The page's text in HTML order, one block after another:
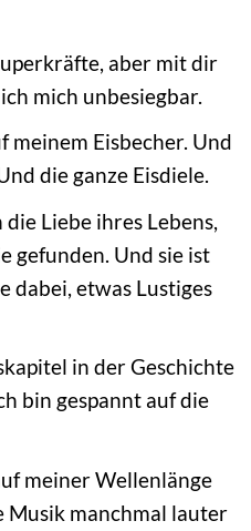
aber mit dir
mich unbesiegbar.
meinem Eisbecher. Und
die ganze Eisdiele.
Liebe ihres Lebens,
gefunden. Und sie ist
dabei, etwas Lustiges
in der Geschichte
bin gespannt auf die
meiner Wellenlänge
Musik manchmal lauter